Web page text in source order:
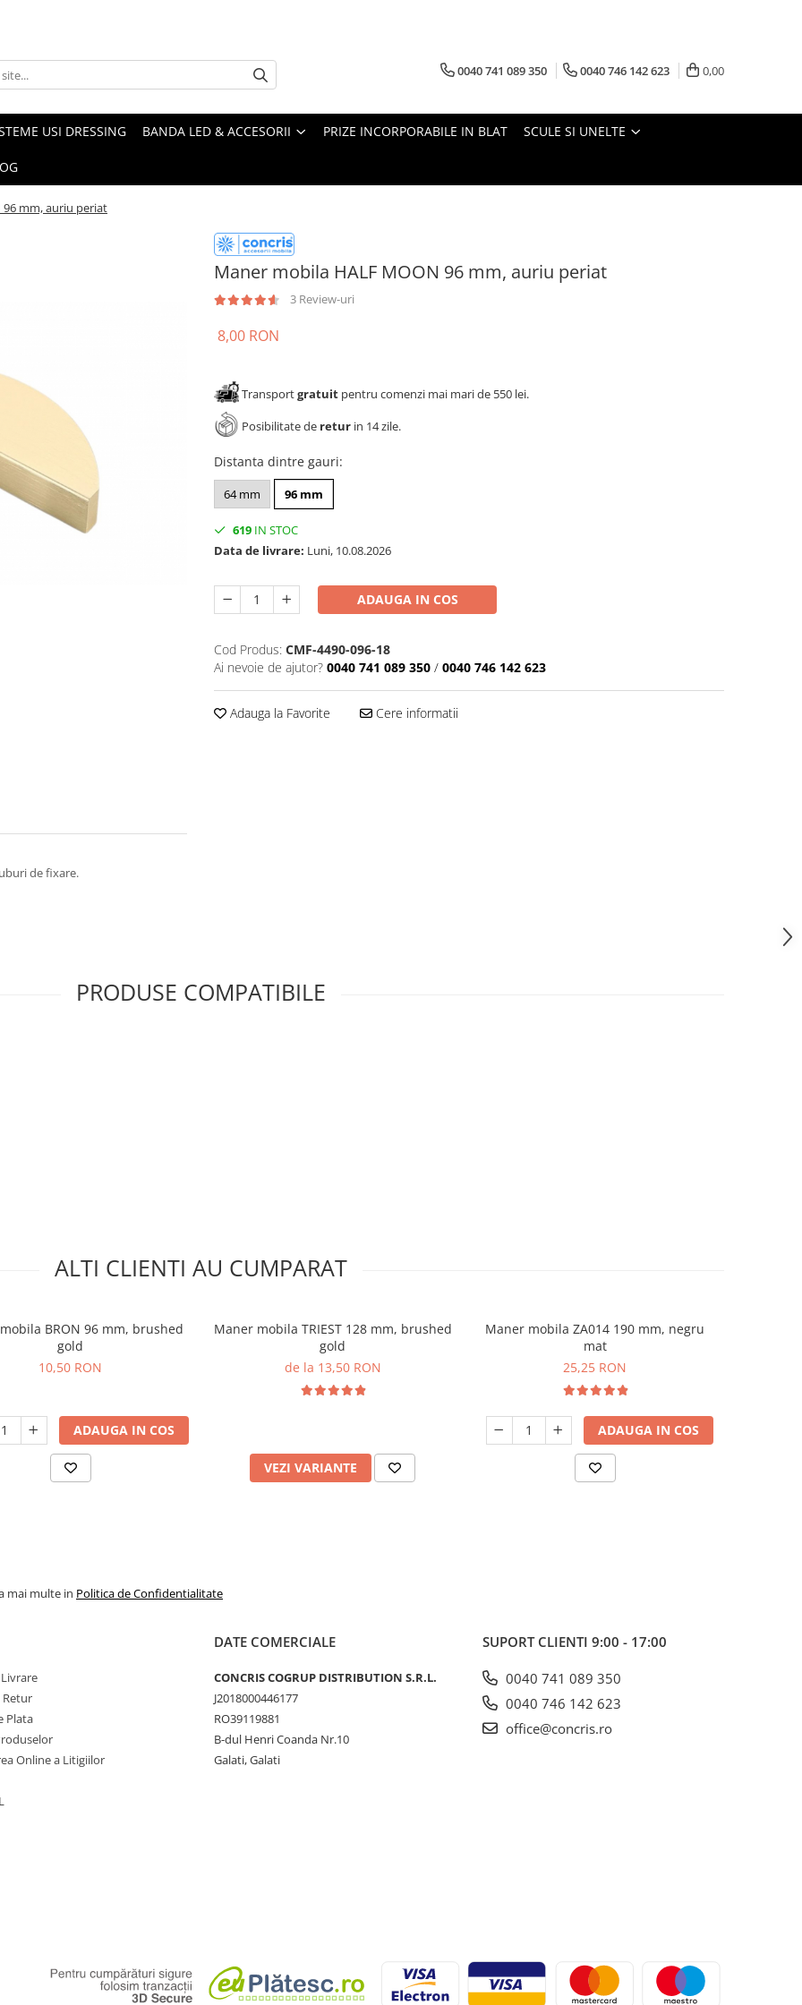
0040 741 089 350 0040 746 142 623 0,00
USI DRESSING BANDA LED & ACCESORII PRIZE INCORPORABILE IN BLAT SCULE SI UNELTE
96 mm, auriu periat
Maner mobila HALF MOON 96 mm, auriu periat
3 Review-uri
8,00 RON
Transportgratuit pentru comenzi mai mari de 550 lei.
Posibilitate de retur in 14 zile.
Distanta dintre gauri:
64 mm 96 mm
619 IN STOC
Data de livrare: Luni, 10.08.2026
ADAUGA IN COS
Cod Produs: CMF-4490-096-18
Ai nevoie de ajutor? 0040 741 089 350 / 0040 746 142 623
Adauga la Favorite Cere informatii
de fixare.
PRODUSE COMPATIBILE
ALTI CLIENTI AU CUMPARAT
BRON 96 mm, brushed
gold
10,50 RON
ADAUGA IN COS
Maner mobila TRIEST 128 mm, brushed
gold
de la 13,50 RON
VEZI VARIANTE
Maner mobila ZA014 190 mm, negru
mat
25,25 RON
ADAUGA IN COS
mai multe in Politica de Confidentialitate
Retur
Plata
Online a Litigiilor
DATE COMERCIALE
CONCRIS COGRUP DISTRIBUTION S.R.L.
J2018000446177
RO39119881
B-dul Henri Coanda Nr.10
Galati, Galati
SUPORT CLIENTI 9:00 - 17:00
0040 741 089 350
0040 746 142 623
office@concris.ro